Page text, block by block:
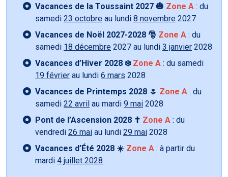
Vacances de la Toussaint 2027 🎃 Zone A : du
samedi 23 octobre au lundi 8 novembre 2027
Vacances de Noël 2027-2028 🎅 Zone A : du
samedi 18 décembre 2027 au lundi 3 janvier 2028
Vacances d’Hiver 2028 ❄️ Zone A : du samedi
19 février au lundi 6 mars 2028
Vacances de Printemps 2028 🌷 Zone A : du
samedi 22 avril au mardi 9 mai 2028
Pont de l’Ascension 2028 ✝️ Zone A : du
vendredi 26 mai au lundi 29 mai 2028
Vacances d’Été 2028 ☀️ Zone A : à partir du
mardi 4 juillet 2028